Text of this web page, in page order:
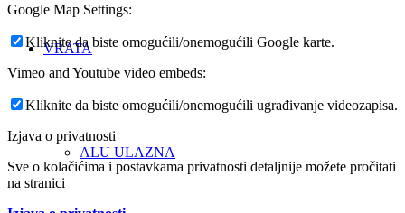
VRATA
ALU ULAZNA
Google Map Settings:
Kliknite da biste omogućili/onemogućili Google karte.
Vimeo and Youtube video embeds:
Kliknite da biste omogućili/onemogućili ugrađivanje videozapisa.
Izjava o privatnosti
Sve o kolačićima i postavkama privatnosti detaljnije možete pročitati
na stranici